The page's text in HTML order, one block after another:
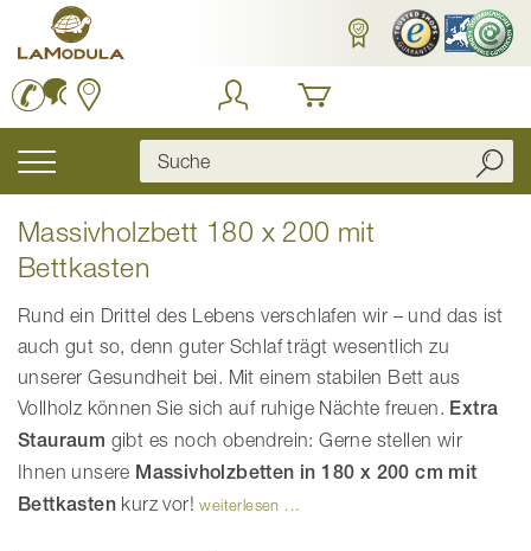
Inhalt
springen
Navigation
Massivholzbett 180 x 200 mit
Bettkasten
Rund ein Drittel des Lebens verschlafen wir – und das ist
auch gut so, denn guter Schlaf trägt wesentlich zu
unserer Gesundheit bei. Mit einem stabilen Bett aus
Vollholz können Sie sich auf ruhige Nächte freuen. Extra
Stauraum gibt es noch obendrein: Gerne stellen wir
Ihnen unsere Massivholzbetten in 180 x 200 cm mit
Bettkasten kurz vor!weiterlesen ...